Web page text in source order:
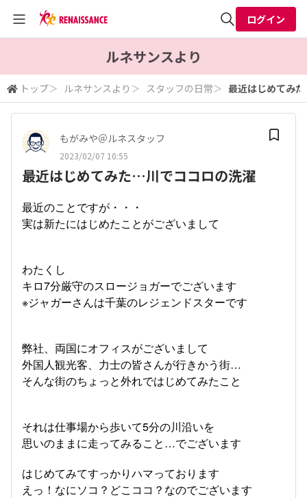
検索
ログイン
ルネサンスより
トップ＞ ルネサンスより ＞ スタッフの日常＞ 最近はじめてみ
もがみや＠ルネスタッフ
2023/02/07 10:55
最近はじめてみた…川でココロの洗濯
最近のことですが・・・
実は新たにはじめたことがございまして
わたくし
キロ7分厳守のスロージョガーでございます
※ジャガーさんは千葉のレジェンドスターです
弊社、両国にオフィスがございまして
外国人観光客、力士の皆さんが行きかう街…
そんな街のちょっと外れではじめてみたこと
それは仕事場から歩いて5分の川沿いを
思いのままに走ってみること…でございます
はじめてみてすっかりハマっております
えっ！なにソコ？どこココ？なのでございます